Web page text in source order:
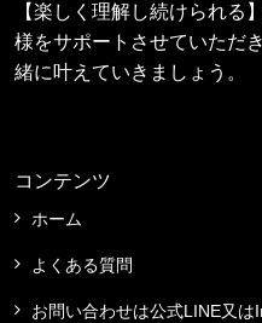
【楽しく理解し続けられる
様をサポートさせていただ
緒に叶えていきましょう。
コンテンツ
ホーム
よくある質問
お問い合わせは公式LINE又は